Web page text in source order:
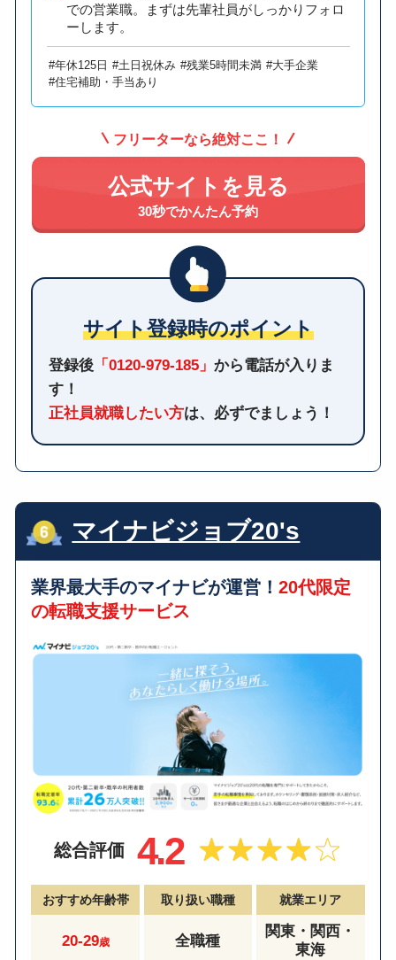
での営業職。まずは先輩社員がしっかりフォロ
ーします。
#年休125日 #土日祝休み #残業5時間未満 #大手企業
#住宅補助・手当あり
フリーターなら絶対ここ！
公式サイトを見る
30秒でかんたん予約
サイト登録時のポイント
登録後「0120-979-185」 から電話が入りま
す！
正社員就職したい方は、必ずでましょう！
マイナビジョブ20's
業界最大手のマイナビが運営！20代限定
の転職支援サービス
総合評価 4.2
おすすめ年齢帯
20-29歳
取り扱い職種
全職種
就業エリア
関東・関西・
東海